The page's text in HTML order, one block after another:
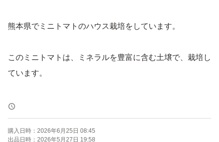
熊本県でミニトマトのハウス栽培をしています。
このミニトマトは、ミネラルを豊富に含む土壌で、栽培し
ています。
こだわりの栽培方法は、プロフィールにてご覧ください。
80サイズの箱に上から新聞紙を被せる梱包になります。
購入日時： 2026年6月25日 08:45
出品日時： 2026年5月27日 19:58